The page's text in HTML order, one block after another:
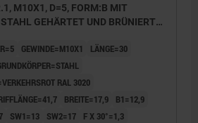
M10X1, D=5, FORM:B MIT
GEHÄRTET UND BRÜNIERT,
GEWINDE=M10X1
LÄNGE=30
RAL 3020
BREITE=17,9
B1=12,9
SW1=13 SW2=17
F X 30°=1,3